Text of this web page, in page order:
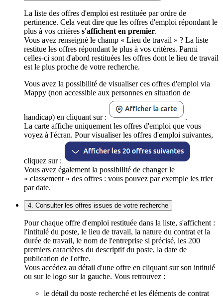
La liste des offres d'emploi est restituée par ordre de
pertinence. Cela veut dire que les offres d'emploi répondant le
plus à vos critères s'affichent en premier.
Vous avez renseigné le champ « Lieu de travail » ? La liste
restitue les offres répondant le plus à vos critères. Parmi
celles-ci sont d'abord restituées les offres dont le lieu de travail
est le plus proche de votre recherche.
Vous avez la possibilité de visualiser ces offres d'emploi via
Mappy (non accessible aux personnes en situation de
handicap) en cliquant sur :
.
La carte affiche uniquement les offres d'emploi que vous
voyez à l'écran. Pour visualiser les offres d'emploi suivantes,
cliquez sur :
Vous avez également la possibilité de changer le
« classement » des offres : vous pouvez par exemple les trier
par date.
4. Consulter les offres issues de votre recherche
Pour chaque offre d'emploi restituée dans la liste, s'affichent :
l'intitulé du poste, le lieu de travail, la nature du contrat et la
durée de travail, le nom de l'entreprise si précisé, les 200
premiers caractères du descriptif du poste, la date de
publication de l'offre.
Vous accédez au détail d'une offre en cliquant sur son intitulé
ou sur le logo sur la gauche. Vous retrouvez :
le détail du poste recherché et les éléments de contrat